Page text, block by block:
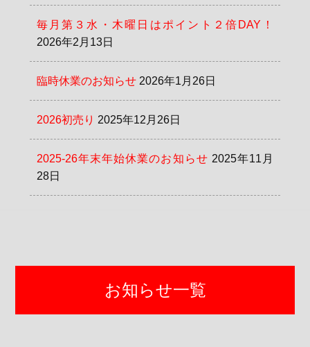
毎月第３水・木曜日はポイント２倍DAY！
2026年2月13日
臨時休業のお知らせ 2026年1月26日
2026初売り 2025年12月26日
2025-26年末年始休業のお知らせ 2025年11月
28日
お知らせ一覧